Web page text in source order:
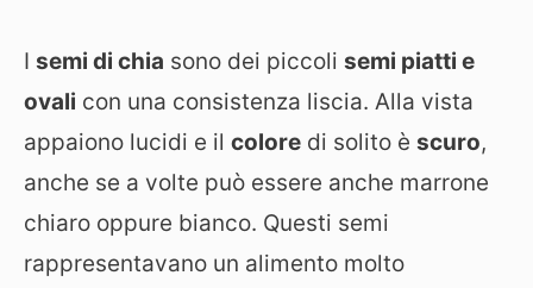
I semi di chia sono dei piccoli semi piatti e
ovali con una consistenza liscia. Alla vista
appaiono lucidi e il colore di solito è scuro,
anche se a volte può essere anche marrone
chiaro oppure bianco. Questi semi
rappresentavano un alimento molto